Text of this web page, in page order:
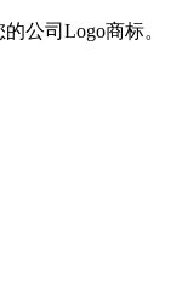
公司Logo商标。